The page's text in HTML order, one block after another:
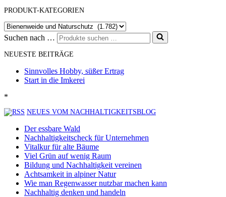
PRODUKT-KATEGORIEN
Suchen nach …
NEUESTE BEITRÄGE
Sinnvolles Hobby, süßer Ertrag
Start in die Imkerei
*
NEUES VOM NACHHALTIGKEITSBLOG
Der essbare Wald
Nachhaltigkeitscheck für Unternehmen
Vitalkur für alte Bäume
Viel Grün auf wenig Raum
Bildung und Nachhaltigkeit vereinen
Achtsamkeit in alpiner Natur
Wie man Regenwasser nutzbar machen kann
Nachhaltig denken und handeln